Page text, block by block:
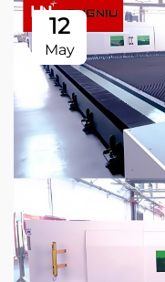
12
May